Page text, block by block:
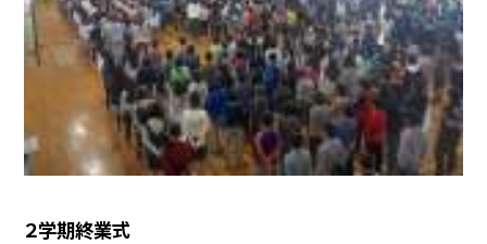
２学期終業式